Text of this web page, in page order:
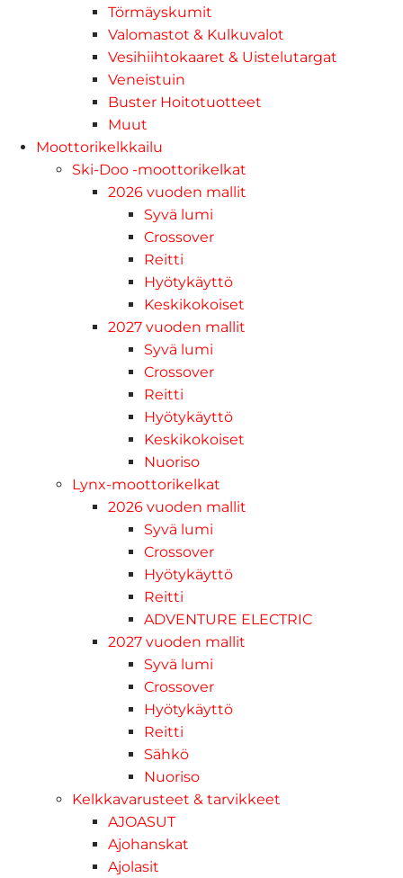
Törmäyskumit
Valomastot & Kulkuvalot
Vesihiihtokaaret & Uistelutargat
Veneistuin
Buster Hoitotuotteet
Muut
Moottorikelkkailu
Ski-Doo -moottorikelkat
2026 vuoden mallit
Syvä lumi
Crossover
Reitti
Hyötykäyttö
Keskikokoiset
2027 vuoden mallit
Syvä lumi
Crossover
Reitti
Hyötykäyttö
Keskikokoiset
Nuoriso
Lynx-moottorikelkat
2026 vuoden mallit
Syvä lumi
Crossover
Hyötykäyttö
Reitti
ADVENTURE ELECTRIC
2027 vuoden mallit
Syvä lumi
Crossover
Hyötykäyttö
Reitti
Sähkö
Nuoriso
Kelkkavarusteet & tarvikkeet
AJOASUT
Ajohanskat
Ajolasit